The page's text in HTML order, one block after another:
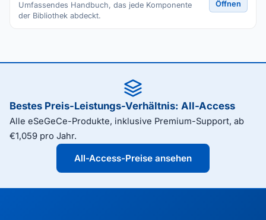
Umfassendes Handbuch, das jede Komponente
der Bibliothek abdeckt.
Öffnen
Bestes Preis-Leistungs-Verhältnis: All-Access
Alle eSeGeCe-Produkte, inklusive Premium-Support, ab
€1,059 pro Jahr.
All-Access-Preise ansehen